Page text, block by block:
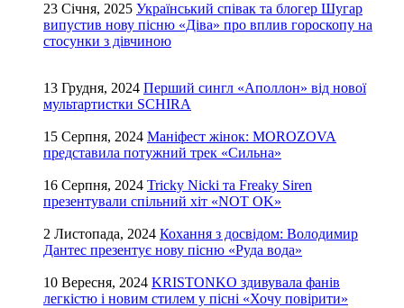
23 Січня, 2025 Український співак та блогер Шугар
випустив нову пісню «Діва» про вплив гороскопу на
стосунки з дівчиною
13 Грудня, 2024 Перший сингл «Аполлон» від нової
мультартистки SCHIRA
15 Серпня, 2024 Маніфест жінок: MOROZOVA
представила потужний трек «Сильна»
16 Серпня, 2024 Tricky Nicki та Freaky Siren
презентували спільний хіт «NOT OK»
2 Листопада, 2024 Кохання з досвідом: Володимир
Дантес презентує нову пісню «Руда вода»
10 Вересня, 2024 KRISTONKO здивувала фанів
легкістю і новим стилем у пісні «Хочу повірити»